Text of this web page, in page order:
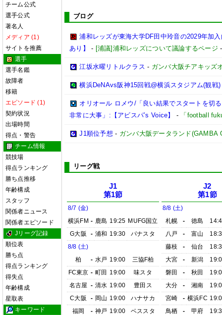
チーム公式
選手公式
著名人
メディア (1)
サイトを推薦
選手
選手名鑑
故障者
移籍
エピソード (1)
契約状況
出場時間
得点・警告
チーム情報
競技場
得点ランキング
勝ち点推移
年齢構成
スタッフ
関係者ニュース
関係者エピソード
Jリーグ記録
順位表
勝ち点
得点ランキング
得失点
年齢構成
星取表
キーワード
ブログ
浦和レッズが東海大学DF田中玲音の2029年加
あり】
- [浦議]浦和レッズについて議論するページ
江坂水曜リトルクラス - ガンバ大阪チアキッズ
横浜DeNAvs阪神15回戦@横浜スタジアム(観戦)
オリオール ロメウ/「良い結果でスタートを切
非常に大事」:【アビスパ’s Voice】
- 「football
J1順位予想 - ガンバ大阪データランド(GAMBA
リーグ戦
J1
第1節
8/7 (金)
横浜FM - 鹿島 19:25 MUFG国立
G大阪
- 浦和 19:30
パナスタ
8/8 (土)
柏
- 水戸 19:00
三協F柏
FC東京 - 町田 19:00
味スタ
名古屋 - 清水 19:00
豊田ス
C大阪
- 岡山 19:00
ハナサカ
福岡
- 神戸 19:00
ベススタ
J2
第1節
8/8 (土)
札幌
- 徳島
八戸
- 富山
藤枝
- 仙台
大宮
- 新潟
磐田
- 秋田
大分
- 湘南
宮崎
- 横浜FC
鳥栖
- 甲府